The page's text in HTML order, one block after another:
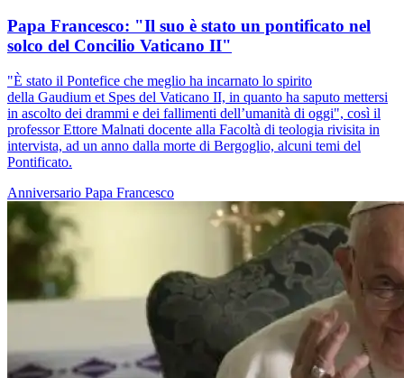
Papa Francesco: "Il suo è stato un pontificato nel
solco del Concilio Vaticano II"
"È stato il Pontefice che meglio ha incarnato lo spirito
della Gaudium et Spes del Vaticano II, in quanto ha saputo mettersi
in ascolto dei drammi e dei fallimenti dell’umanità di oggi", così il
professor Ettore Malnati docente alla Facoltà di teologia rivisita in
intervista, ad un anno dalla morte di Bergoglio, alcuni temi del
Pontificato.
Anniversario Papa Francesco